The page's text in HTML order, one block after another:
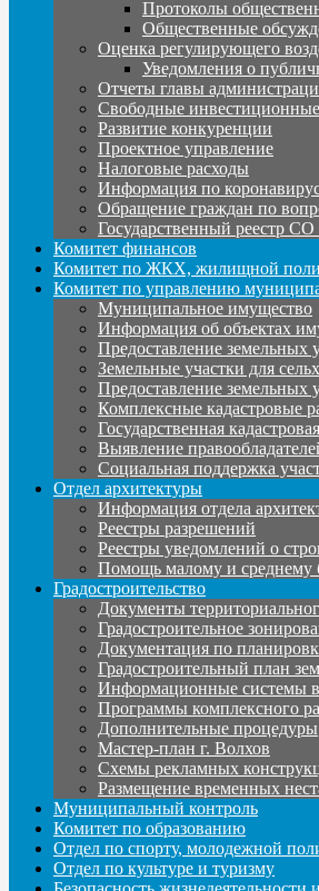
Протоколы
Общественные
Оценка регулирующего
Уведомления о
Отчеты главы
Свободные
Развитие конкуренции
Проектное управление
Налоговые расходы
Информация по
Обращение граждан по
Государственный реестр
Комитет финансов
Комитет по ЖКХ, жилищной
Комитет по управлению
Муниципальное имущество
Информация об объектах
Предоставление земельных
Земельные участки для
Предоставление земельных
Комплексные кадастровые
Государственная
Выявление
Социальная поддержка
Отдел архитектуры
Информация отдела
Реестры разрешений
Реестры уведомлений о
Помощь малому и среднему
Градостроительство
Документы
Градостроительное
Документация по
Градостроительный план
Информационные системы в
Программы комплексного
Дополнительные процедуры
Мастер-план г. Волхов
Схемы рекламных
Размещение временных
Муниципальный контроль
Комитет по образованию
Отдел по спорту, молодежной
Отдел по культуре и туризму